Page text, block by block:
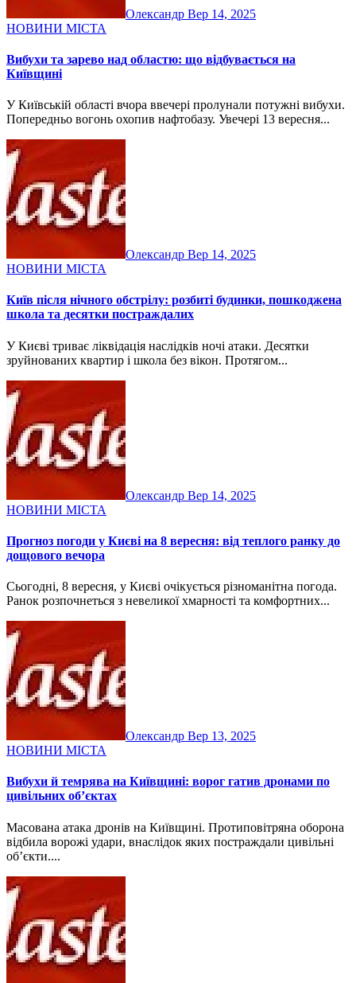
Олександр Вер 14, 2025
НОВИНИ МІСТА
Вибухи та зарево над областю: що відбувається на
Київщині
У Київській області вчора ввечері пролунали потужні вибухи.
Попередньо вогонь охопив нафтобазу. Увечері 13 вересня...
Олександр Вер 14, 2025
НОВИНИ МІСТА
Київ після нічного обстрілу: розбиті будинки, пошкоджена
школа та десятки постраждалих
У Києві триває ліквідація наслідків ночі атаки. Десятки
зруйнованих квартир і школа без вікон. Протягом...
Олександр Вер 14, 2025
НОВИНИ МІСТА
Прогноз погоди у Києві на 8 вересня: від теплого ранку до
дощового вечора
Сьогодні, 8 вересня, у Києві очікується різноманітна погода.
Ранок розпочнеться з невеликої хмарності та комфортних...
Олександр Вер 13, 2025
НОВИНИ МІСТА
Вибухи й темрява на Київщині: ворог гатив дронами по
цивільних об’єктах
Масована атака дронів на Київщині. Протиповітряна оборона
відбила ворожі удари, внаслідок яких постраждали цивільні
об’єкти....